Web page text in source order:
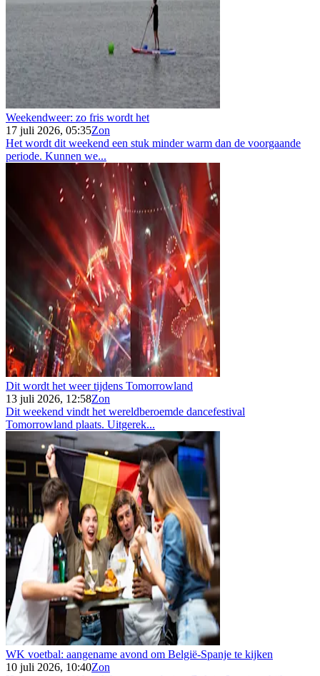
Weekendweer: zo fris wordt het
17 juli 2026, 05:35Zon
Het wordt dit weekend een stuk minder warm dan de voorgaande
periode. Kunnen we...
Dit wordt het weer tijdens Tomorrowland
13 juli 2026, 12:58Zon
Dit weekend vindt het wereldberoemde dancefestival
Tomorrowland plaats. Uitgerek...
WK voetbal: aangename avond om België-Spanje te kijken
10 juli 2026, 10:40Zon